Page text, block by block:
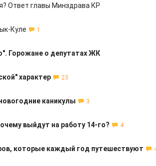
Ответ главы Минздрава КР
Куле 1
Горожане о депутатах ЖК
характер 23
каникулы 3
выйдут на работу 14-го? 4
которые каждый год путешествуют